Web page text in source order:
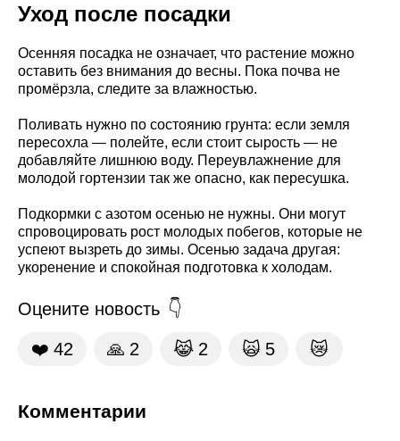
Уход после посадки
Осенняя посадка не означает, что растение можно
оставить без внимания до весны. Пока почва не
промёрзла, следите за влажностью.
Поливать нужно по состоянию грунта: если земля
пересохла — полейте, если стоит сырость — не
добавляйте лишнюю воду. Переувлажнение для
молодой гортензии так же опасно, как пересушка.
Подкормки с азотом осенью не нужны. Они могут
спровоцировать рост молодых побегов, которые не
успеют вызреть до зимы. Осенью задача другая:
укоренение и спокойная подготовка к холодам.
Оцените новость
❤️ 42 🙏 2 😹 2 🙀 5 😿
Комментарии